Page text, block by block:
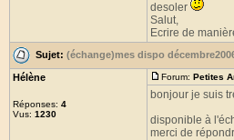
desoler
Salut,
Ecrire de
Sujet: (échange)mes dispo
Hélène
Réponses: 4
Vus: 1230
Forum: Petites
bonjour je suis
disponible à
merci de